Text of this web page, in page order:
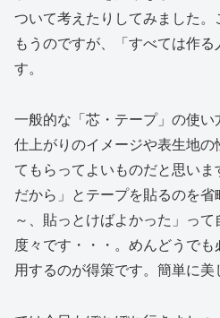
ついて考えたりしてみました
もうのですが、「すべては作
す。
一般的な「芯・テープ」の使い
仕上がりのイメージや表生地
てもらってよいものだと思い
だから」とテープを貼るのを
～、貼っとけばよかった」っ
度々です・・・。めんどうで
用するのが得策です。簡単に美